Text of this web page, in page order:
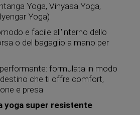
Yoga, Vinyasa Yoga,
Yoga)
e facile all'interno dello
o del bagaglio a mano per
formulata in modo
che ti offre comfort,
e presa
yoga super resistente